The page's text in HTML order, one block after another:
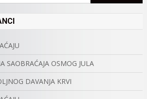
SAOBRAĆAJA OSMOG JULA
DAVANJA KRVI